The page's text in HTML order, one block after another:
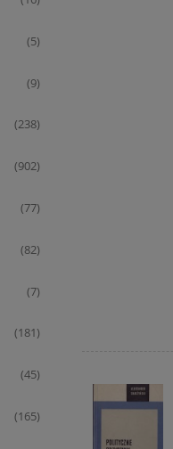
(5)
(9)
(238)
(902)
(77)
(82)
(7)
(181)
(45)
(165)